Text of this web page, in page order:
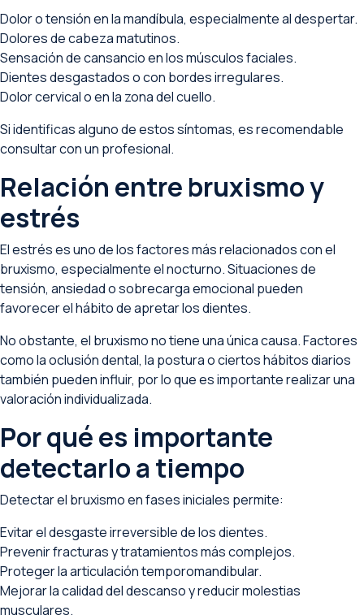
Dolor o tensión en la mandíbula, especialmente al despertar.
Dolores de cabeza matutinos.
Sensación de cansancio en los músculos faciales.
Dientes desgastados o con bordes irregulares.
Dolor cervical o en la zona del cuello.
Si identificas alguno de estos síntomas, es recomendable
consultar con un profesional.
Relación entre bruxismo y
estrés
El estrés es uno de los factores más relacionados con el
bruxismo, especialmente el nocturno. Situaciones de
tensión, ansiedad o sobrecarga emocional pueden
favorecer el hábito de apretar los dientes.
No obstante, el bruxismo no tiene una única causa. Factores
como la oclusión dental, la postura o ciertos hábitos diarios
también pueden influir, por lo que es importante realizar una
valoración individualizada.
Por qué es importante
detectarlo a tiempo
Detectar el bruxismo en fases iniciales permite:
Evitar el desgaste irreversible de los dientes.
Prevenir fracturas y tratamientos más complejos.
Proteger la articulación temporomandibular.
Mejorar la calidad del descanso y reducir molestias
musculares.